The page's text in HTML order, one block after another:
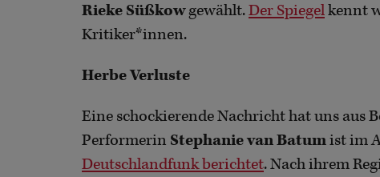
Rieke Süßkowgewählt.Der Spiegelkennt
Kritiker*innen.
Herbe Verluste
Eine schockierende Nachricht hat uns aus
Performerin Stephanie van Batumist im
Deutschlandfunk berichtet. Nach ihrem